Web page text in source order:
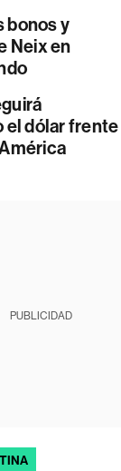
bonos y
Neix en
el dólar frente
PUBLICIDAD